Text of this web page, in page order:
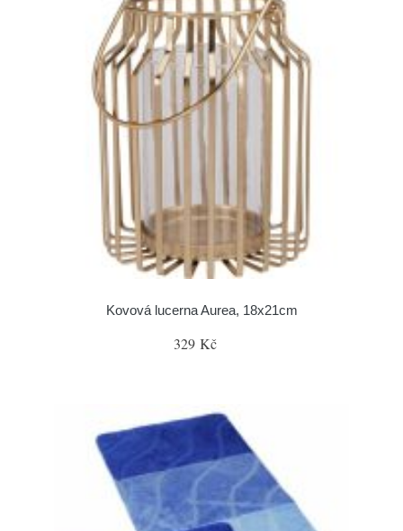
Kovová lucerna Aurea, 18x21cm
329 Kč